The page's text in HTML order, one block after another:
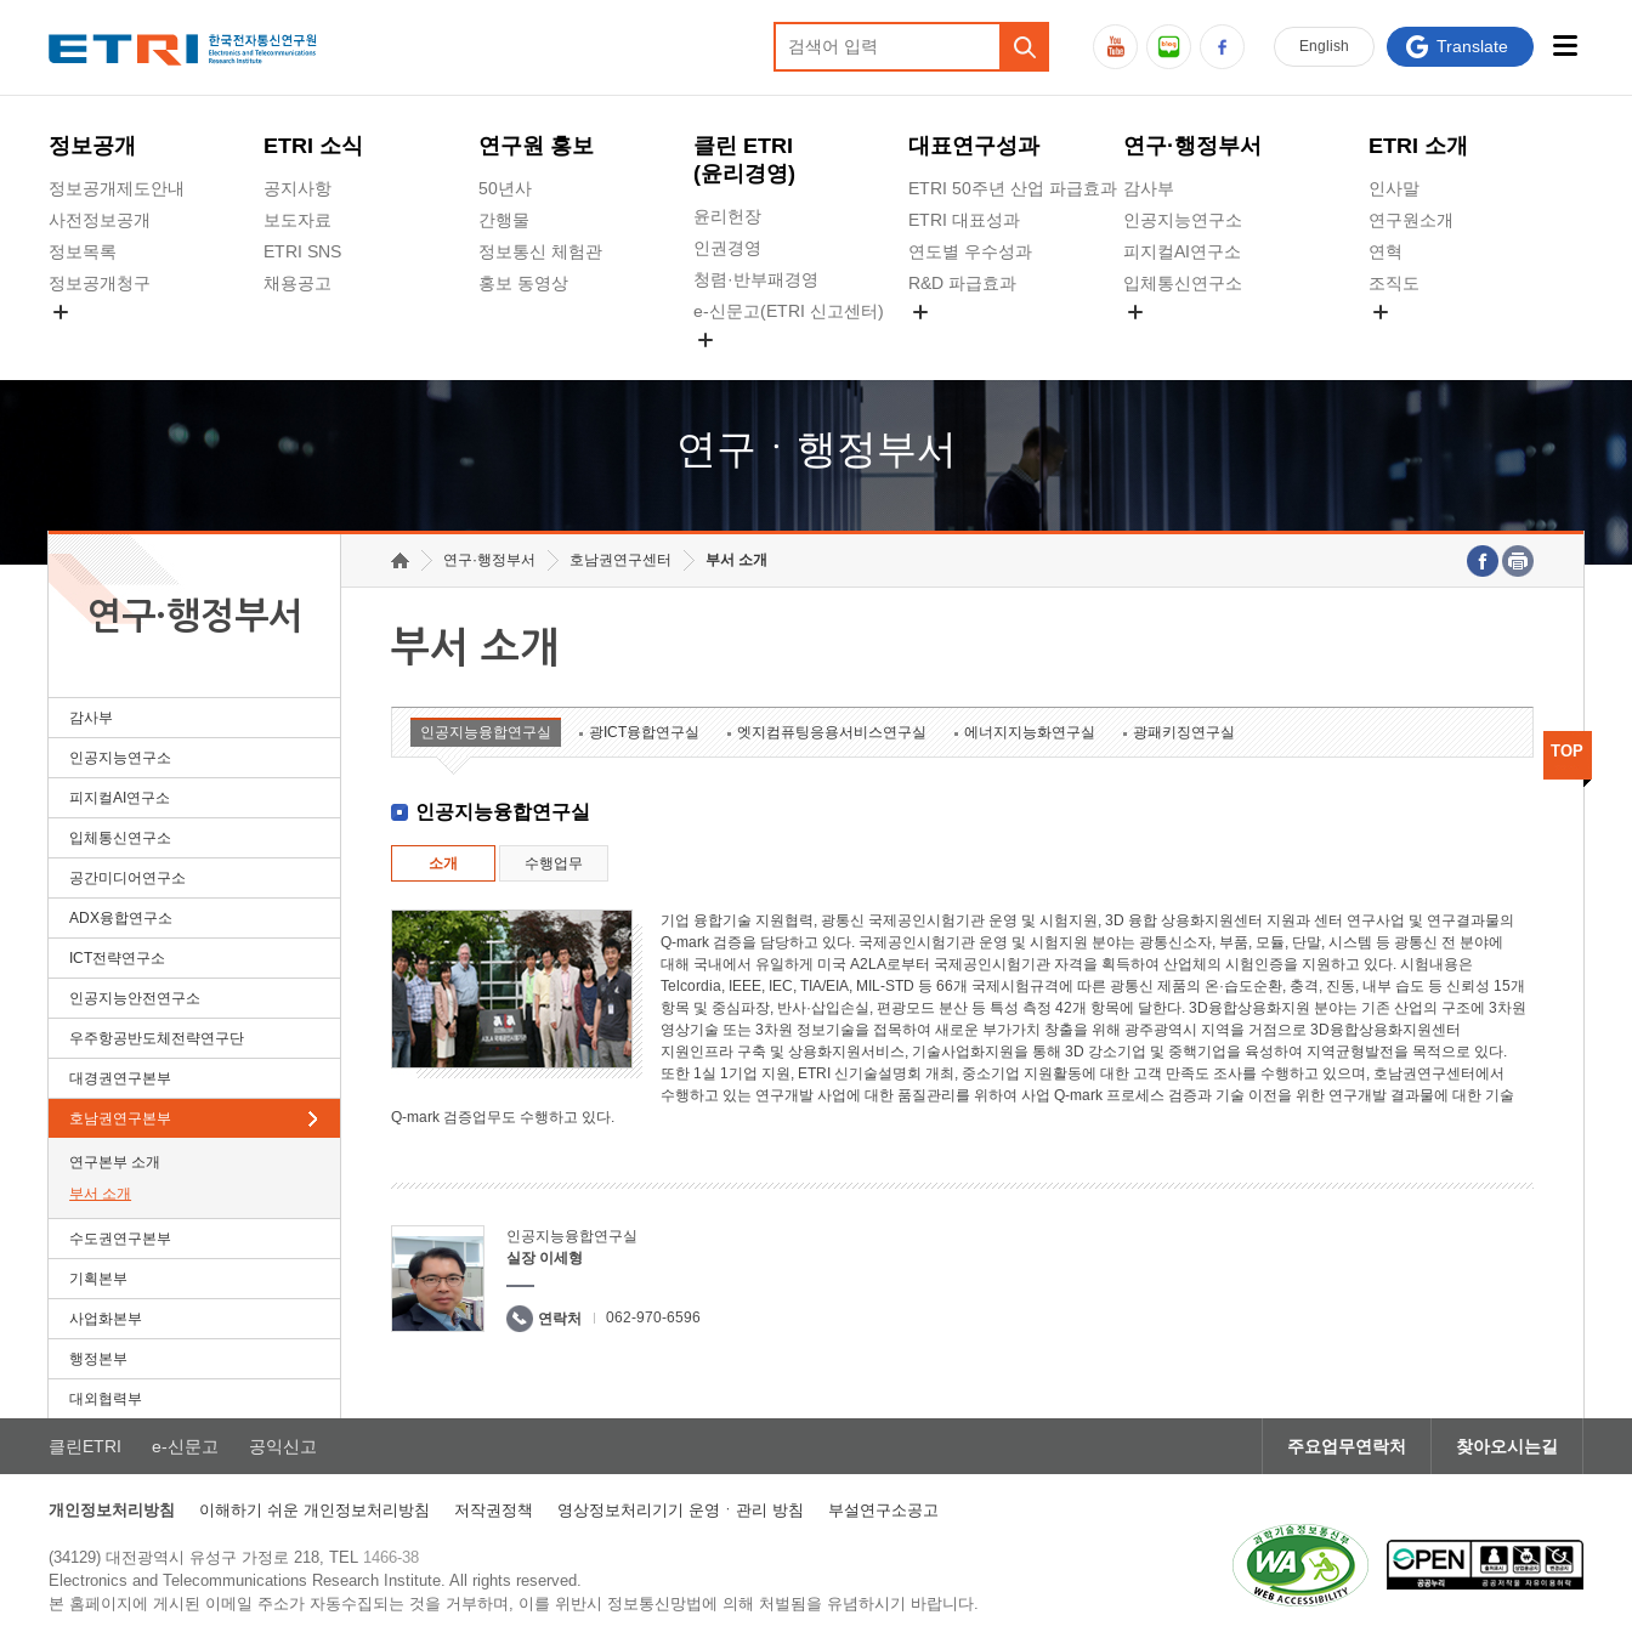
정보공개
정보공개제도안내
사전정보공개
정보목록
정보공개청구
ETRI 소식
공지사항
보도자료
ETRI SNS
채용공고
연구원 홍보
50년사
간행물
정보통신 체험관
홍보 동영상
클린 ETRI
(윤리경영)
윤리헌장
인권경영
청렴·반부패경영
e-신문고(ETRI 신고센터)
고객의소리
수의계약 현황
대표연구성과
ETRI 50주년 산업 파급효과
ETRI 대표성과
연도별 우수성과
R&D 파급효과
연구·행정부서
감사부
인공지능연구소
피지컬AI연구소
입체통신연구소
호남권연구본부
기획본부
ETRI 소개
인사말
연구원소개
연혁
조직도
연구원 고객헌장
주요업무연락처
English Translate
연구ㆍ행정부서
연구·행정부서
감사부
인공지능연구소
피지컬AI연구소
입체통신연구소
공간미디어연구소
ADX융합연구소
ICT전략연구소
인공지능안전연구소
우주항공반도체전략연구단
대경권연구본부
호남권연구본부
연구본부 소개
부서 소개
수도권연구본부
기획본부
사업화본부
행정본부
대외협력부
연구·행정부서 호남권연구센터 부서 소개
부서 소개
인공지능융합연구실 광ICT융합연구실 엣지컴퓨팅응용서비스연구실 에너지지능화연구실 광패키징연구실
인공지능융합연구실
소개 수행업무
기업 융합기술 지원협력, 광통신 국제공인시험기관 운영 및 시험지원, 3D 융합 상용화지원센터 지원과 센터 연구사업 및 연구결과물의
Q-mark 검증을 담당하고 있다. 국제공인시험기관 운영 및 시험지원 분야는 광통신소자, 부품, 모듈, 단말, 시스템 등 광통신 전 분야에
대해 국내에서 유일하게 미국 A2LA로부터 국제공인시험기관 자격을 획득하여 산업체의 시험인증을 지원하고 있다. 시험내용은
Telcordia, IEEE, IEC, TIA/EIA, MIL-STD 등 66개 국제시험규격에 따른 광통신 제품의 온·습도순환, 충격, 진동, 내부 습도 등 신뢰성 15개
항목 및 중심파장, 반사·삽입손실, 편광모드 분산 등 특성 측정 42개 항목에 달한다. 3D융합상용화지원 분야는 기존 산업의 구조에 3차원
영상기술 또는 3차원 정보기술을 접목하여 새로운 부가가치 창출을 위해 광주광역시 지역을 거점으로 3D융합상용화지원센터
지원인프라 구축 및 상용화지원서비스, 기술사업화지원을 통해 3D 강소기업 및 중핵기업을 육성하여 지역균형발전을 목적으로 있다.
또한 1실 1기업 지원, ETRI 신기술설명회 개최, 중소기업 지원활동에 대한 고객 만족도 조사를 수행하고 있으며, 호남권연구센터에서
수행하고 있는 연구개발 사업에 대한 품질관리를 위하여 사업 Q-mark 프로세스 검증과 기술 이전을 위한 연구개발 결과물에 대한 기술
Q-mark 검증업무도 수행하고 있다.
인공지능융합연구실
실장 이세형
연락처 062-970-6596
TOP
클린ETRI e-신문고 공익신고 주요업무연락처 찾아오시는길
개인정보처리방침 이해하기 쉬운 개인정보처리방침 저작권정책 영상정보처리기기 운영ㆍ관리 방침 부설연구소공고
(34129) 대전광역시 유성구 가정로 218, TEL 1466-38
Electronics and Telecommunications Research Institute.All rights reserved.
본 홈페이지에 게시된 이메일 주소가 자동수집되는 것을 거부하며, 이를 위반시 정보통신망법에 의해 처벌됨을 유념하시기 바랍니다.